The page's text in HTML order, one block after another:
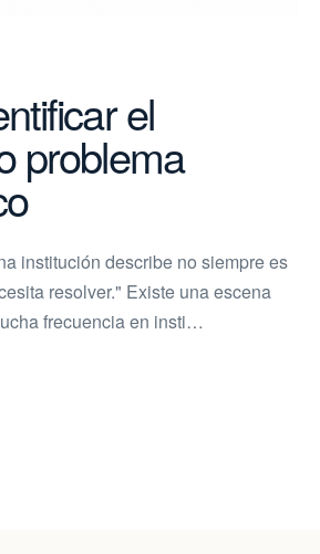
el
problema
institución describe no siempre es
resolver." Existe una escena
frecuencia en insti…